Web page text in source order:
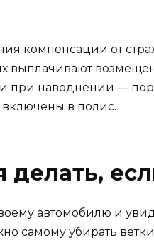
компенсации от
выплачивают
при наводнении —
включены в полис.
делать,
автомобилю и
самому убирать